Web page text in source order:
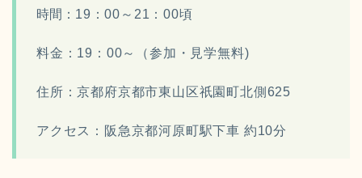
時間： 19：00～21：00頃
料金：19：00～（参加・見学無料)
住所：京都府京都市東山区祇園町北側625
アクセス：阪急京都河原町駅下車 約10分